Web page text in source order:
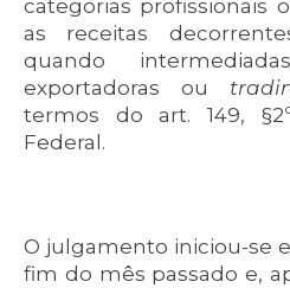
categorias profissionais
as receitas
quando
exportadoras ou
termos do art. 149,
Federal.
O julgamento iniciou-se
fim do mês passado e,